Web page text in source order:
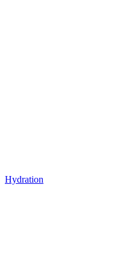
Hydration